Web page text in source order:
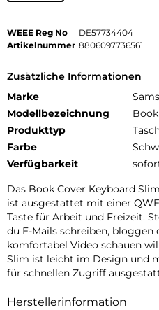
WEEE Reg No
DE57734404
Artikelnummer 8806097736561
Zusätzliche Informationen
Marke
Modellbezeichnung
Produkttyp
Farbe
Verfügbarkeit
Das Book Cover Keyboard
ist ausgestattet mit einer
Taste für Arbeit und Freizeit.
du E-Mails schreiben,
komfortabel Video schauen
Slim ist leicht im Design und
für schnellen Zugriff
Herstellerinformation